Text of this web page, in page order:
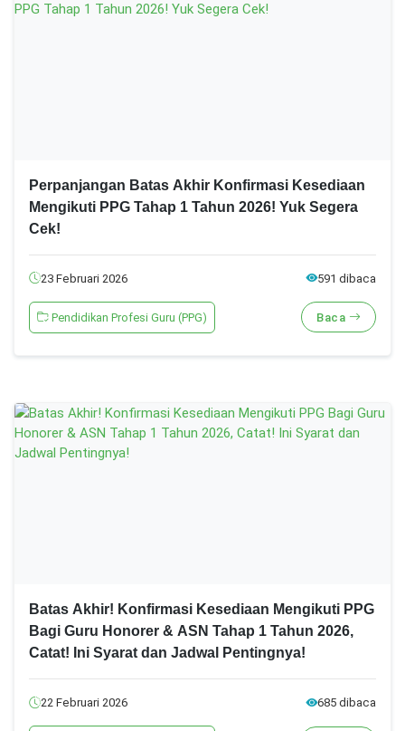
Perpanjangan Batas Akhir Konfirmasi Kesediaan
Mengikuti PPG Tahap 1 Tahun 2026! Yuk Segera
Cek!
23 Februari 2026 591 dibaca
Pendidikan Profesi Guru (PPG) Baca
Batas Akhir! Konfirmasi Kesediaan Mengikuti PPG
Bagi Guru Honorer & ASN Tahap 1 Tahun 2026,
Catat! Ini Syarat dan Jadwal Pentingnya!
22 Februari 2026 685 dibaca